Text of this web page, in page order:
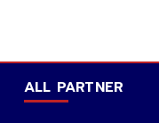
ALL PARTNER